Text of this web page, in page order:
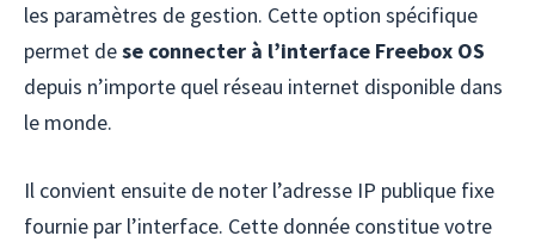
les paramètres de gestion. Cette option spécifique
permet dese connecter à l’interface Freebox OS
depuis n’importe quel réseau internet disponible dans
le monde.
Il convient ensuite de noter l’adresse IP publique fixe
fournie par l’interface. Cette donnée constitue votre